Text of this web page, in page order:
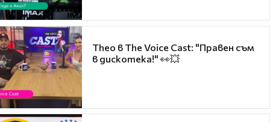
Theo в The Voice Cast: "Правен съм
в дискотека!" 👀💥